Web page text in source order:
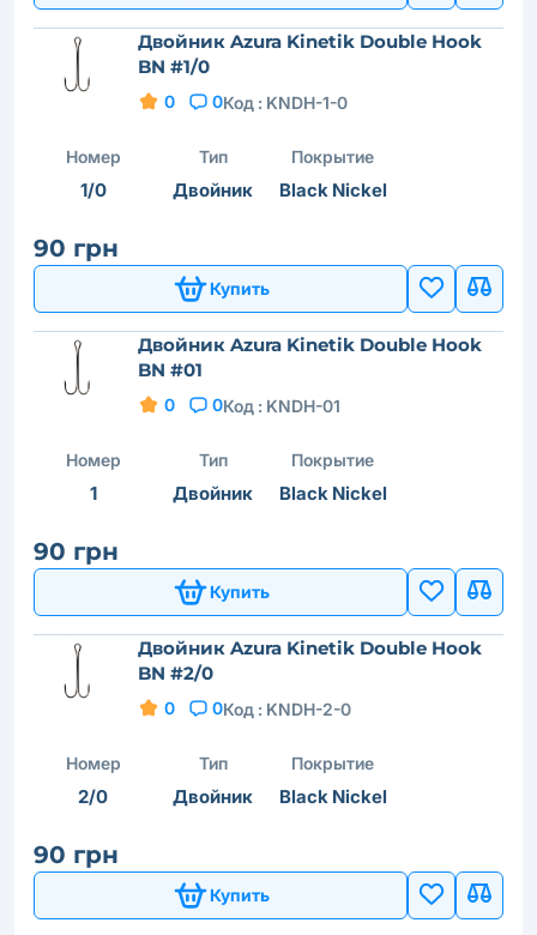
Двойник Azura Kinetik Double Hook
BN #1/0
0 0Код : KNDH-1-0
Номер
1/0
Тип
Двойник
Покрытие
Black Nickel
90 грн
Купить
Двойник Azura Kinetik Double Hook
BN #01
0 0Код : KNDH-01
Номер
1
Тип
Двойник
Покрытие
Black Nickel
90 грн
Купить
Двойник Azura Kinetik Double Hook
BN #2/0
0 0Код : KNDH-2-0
Номер
2/0
Тип
Двойник
Покрытие
Black Nickel
90 грн
Купить